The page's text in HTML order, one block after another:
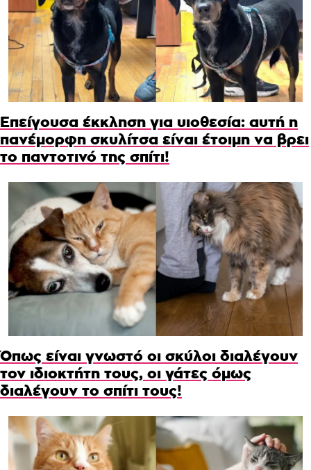
Επείγουσα έκκληση για υιοθεσία: αυτή η
πανέμορφη σκυλίτσα είναι έτοιμη να βρει
το παντοτινό της σπίτι!
Όπως είναι γνωστό οι σκύλοι διαλέγουν
τον ιδιοκτήτη τους, οι γάτες όμως
διαλέγουν το σπίτι τους!